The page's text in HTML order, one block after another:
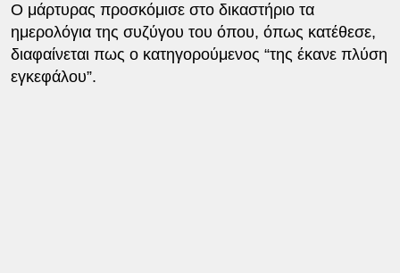
Ο μάρτυρας προσκόμισε στο δικαστήριο τα
ημερολόγια της συζύγου του όπου, όπως κατέθεσε,
διαφαίνεται πως ο κατηγορούμενος “της έκανε πλύση
εγκεφάλου”.